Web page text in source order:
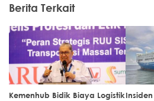
Berita Terkait
Kemenhub Bidik Biaya Logistik